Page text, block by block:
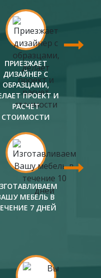
ПРИЕЗЖАЕТ
ДИЗАЙНЕР С
ОБРАЗЦАМИ,
ПРОЕКТ И
РАСЧЕТ
СТОИМОСТИ
МЕБЕЛЬ В
7 ДНЕЙ